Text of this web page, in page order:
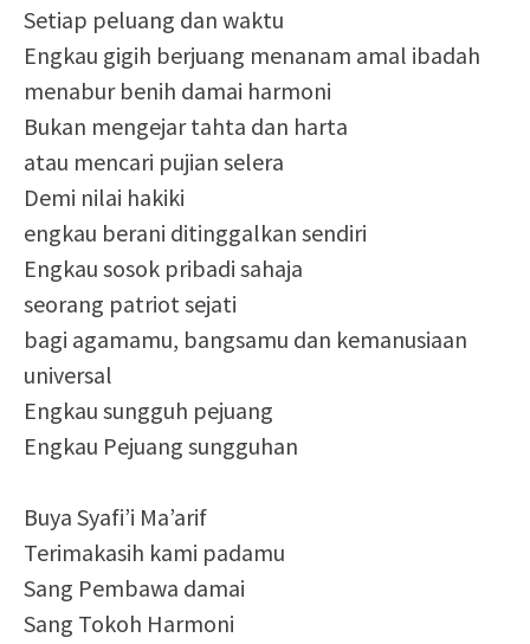
Setiap peluang dan waktu
Engkau gigih berjuang menanam amal ibadah
menabur benih damai harmoni
Bukan mengejar tahta dan harta
atau mencari pujian selera
Demi nilai hakiki
engkau berani ditinggalkan sendiri
Engkau sosok pribadi sahaja
seorang patriot sejati
bagi agamamu, bangsamu dan kemanusiaan
universal
Engkau sungguh pejuang
Engkau Pejuang sungguhan
Buya Syafi’i Ma’arif
Terimakasih kami padamu
Sang Pembawa damai
Sang Tokoh Harmoni